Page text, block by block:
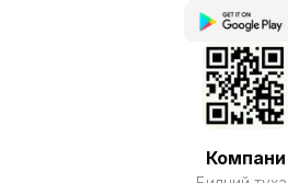
Компани